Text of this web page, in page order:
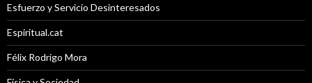
Esfuerzo y Servicio Desinteresados
Espiritual.cat
Félix Rodrigo Mora